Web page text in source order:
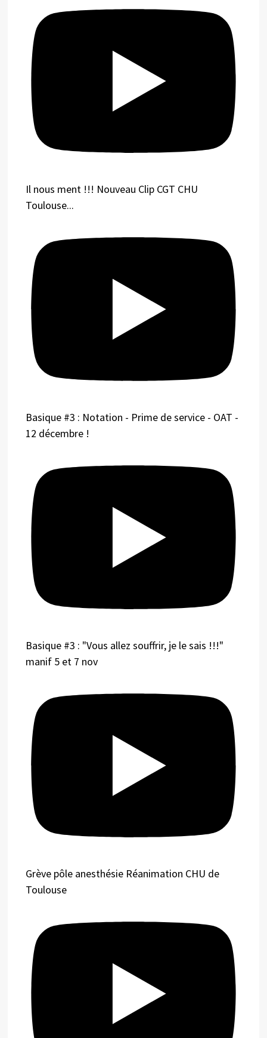
Il nous ment !!! Nouveau Clip CGT CHU
Toulouse...
Basique #3 : Notation - Prime de service - OAT -
12 décembre !
Basique #3 : "Vous allez souffrir, je le sais !!!"
manif 5 et 7 nov
Grève pôle anesthésie Réanimation CHU de
Toulouse